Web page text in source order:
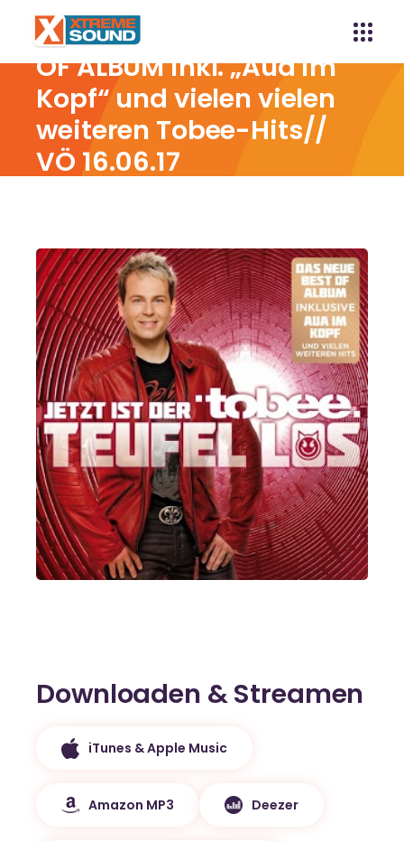
Tobee // DAS NEUE BEST
OF ALBUM inkl. „Aua im
Kopf“ und vielen vielen
weiteren Tobee-Hits//
VÖ 16.06.17
Downloaden & Streamen
iTunes & Apple Music
Amazon MP3 Deezer